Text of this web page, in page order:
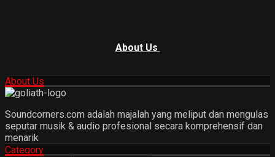
About Us
About Us
Soundcorners.com adalah majalah yang meliput dan mengulas
seputar musik & audio profesional secara komprehensif dan
menarik
Category